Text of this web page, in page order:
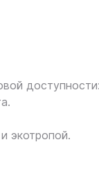
экотропой.